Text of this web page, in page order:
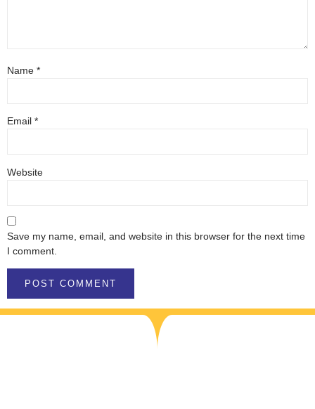
Name *
Email *
Website
Save my name, email, and website in this browser for the next time
I comment.